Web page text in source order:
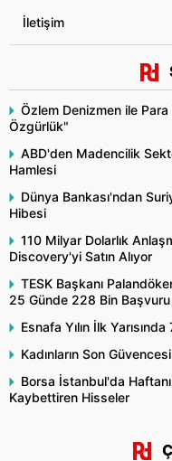
İletişim
Özlem Denizmen ile
Özgürlük"
ABD'den Madencilik
Hamlesi
Dünya Bankası'ndan
Hibesi
110 Milyar Dolarlık
Discovery'yi Satın Alıyor
TESK Başkanı
25 Günde 228 Bin Başvuru
Esnafa Yılın İlk
Kadınların Son
Borsa İstanbul'da
Kaybettiren Hisseler